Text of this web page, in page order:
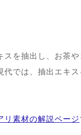
を抽出し、お茶
では、抽出エキ
リ素材の解説ページ